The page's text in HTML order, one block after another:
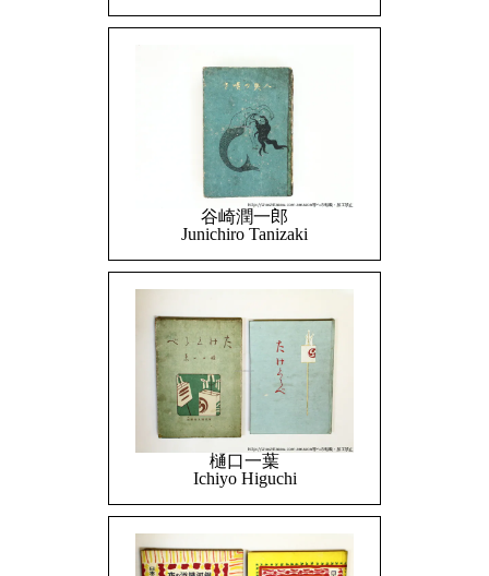
谷崎潤一郎
Junichiro Tanizaki
樋口一葉
Ichiyo Higuchi